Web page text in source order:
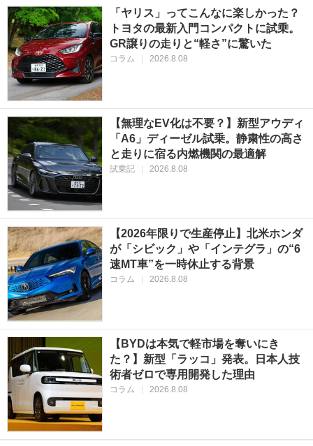
「ヤリス」ってこんなに楽しかった？
トヨタの最新入門コンパクトに試乗。
GR譲りの走りと“軽さ”に驚いた
コラム 2026.8.08
【無理なEV化は不要？】新型アウディ
「A6」ディーゼル試乗。静粛性の高さ
と走りに宿る内燃機関の最適解
試乗記 2026.8.08
【2026年限りで生産停止】北米ホンダ
が「シビック」や「インテグラ」の“6
速MT車”を一時休止する背景
コラム 2026.8.08
【BYDは本気で軽市場を奪いにき
た？】新型「ラッコ」発表。日本人技
術者ゼロで専用開発した理由
コラム 2026.8.08